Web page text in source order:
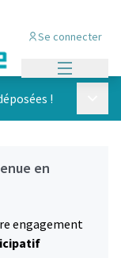
Se connecter
!
en
engagement